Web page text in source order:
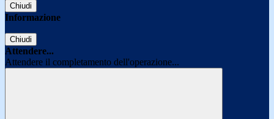
Chiudi
Informazione
Chiudi
Attendere...
Attendere il completamento dell'operazione...